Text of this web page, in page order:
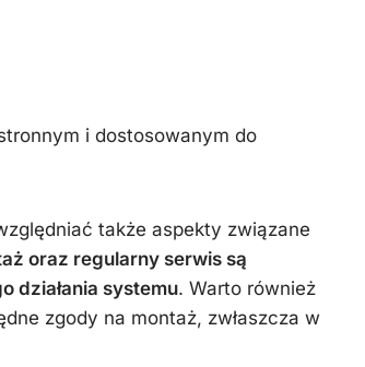
i dostosowanym do
także aspekty związane
oraz regularny serwis są
działania systemu. Warto również
zgody na montaż, zwłaszcza w